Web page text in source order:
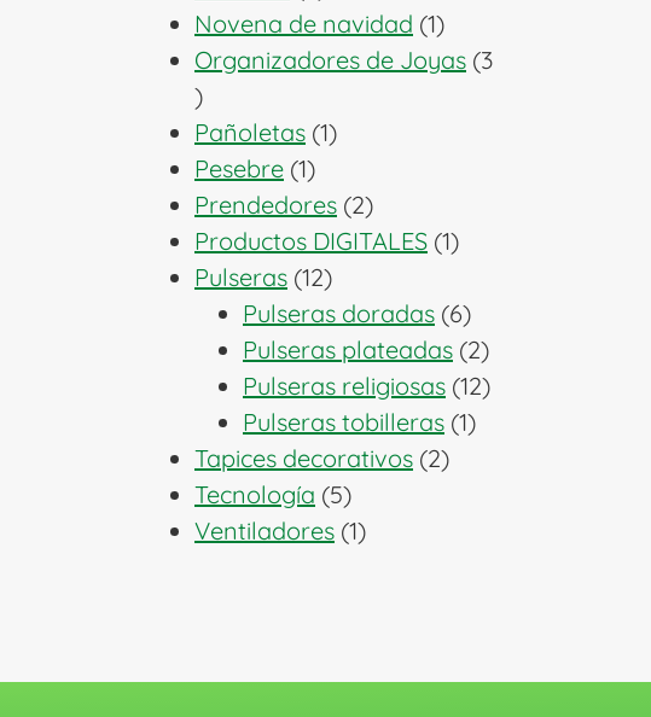
productos
Novena de navidad 11
producto
Organizadores de Joyas 3
3
productos
Pañoletas 11
Pesebre 11
producto
Prendedores 22
productos
Productos DIGITALES 11
Pulseras 1212
productos
Pulseras doradas 66
productos
Pulseras plateadas 22
productos
Pulseras religiosas 1212
Pulseras tobilleras 11
Tapices decorativos 22
Tecnología 55
productos
Ventiladores 11